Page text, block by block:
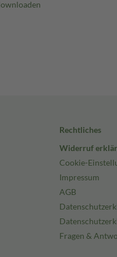
Rechtliches
Widerruf
Cookie-
Impressum
AGB
Fragen &